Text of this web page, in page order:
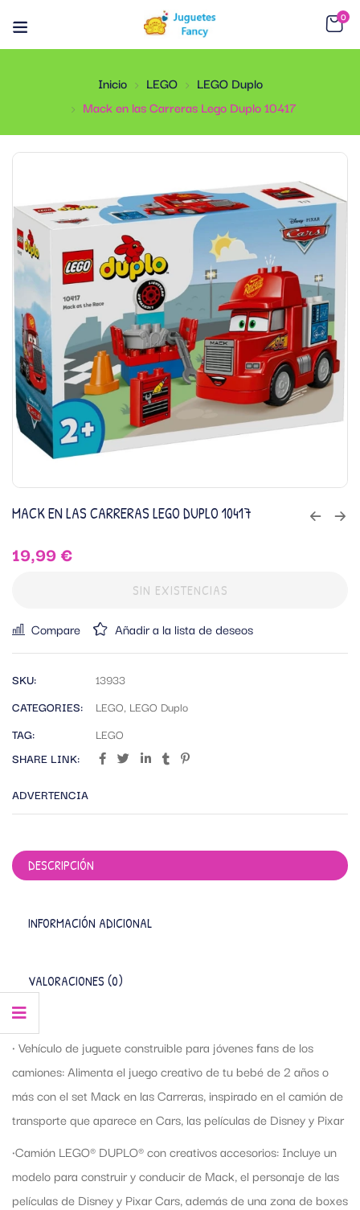
0
Inicio LEGO
LEGO Duplo
Mack en las Carreras Lego Duplo 10417
MACK EN LAS CARRERAS LEGO DUPLO 10417
19,99€
SIN EXISTENCIAS
Compare Añadir a la lista de deseos
SKU:
13933
CATEGORIES:
LEGO, LEGO Duplo
TAG:
LEGO
SHARE LINK:
ADVERTENCIA
DESCRIPCIÓN
INFORMACIÓN ADICIONAL
VALORACIONES (0)
• Vehículo de juguete construible para jóvenes fans de los
camiones: Alimenta el juego creativo de tu bebé de 2 años o
más con el set Mack en las Carreras, inspirado en el camión de
transporte que aparece en Cars, las películas de Disney y Pixar
•Camión LEGO® DUPLO® con creativos accesorios: Incluye un
modelo para construir y conducir de Mack, el personaje de las
películas de Disney y Pixar Cars, además de una zona de boxes